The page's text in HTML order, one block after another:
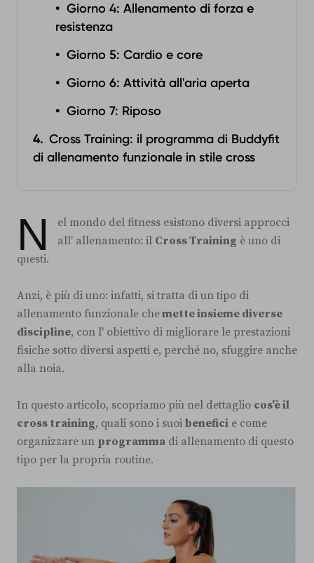
Giorno 4: Allenamento di forza e
resistenza
Giorno 5: Cardio e core
Giorno 6: Attività all'aria aperta
Giorno 7: Riposo
Cross Training: il programma di Buddyfit
di allenamento funzionale in stile cross
N
el mondo del fitness esistono diversi approcci
all' allenamento: il Cross Training è uno di
questi.
Anzi, è più di uno: infatti, si tratta di un tipo di
allenamento funzionale chemette insieme diverse
discipline, con l' obiettivo di migliorare le prestazioni
fisiche sotto diversi aspetti e, perché no, sfuggire anche
alla noia.
In questo articolo, scopriamo più nel dettaglio cos'è il
cross training, quali sono i suoi benefici e come
organizzare un programma di allenamento di questo
tipo per la propria routine.